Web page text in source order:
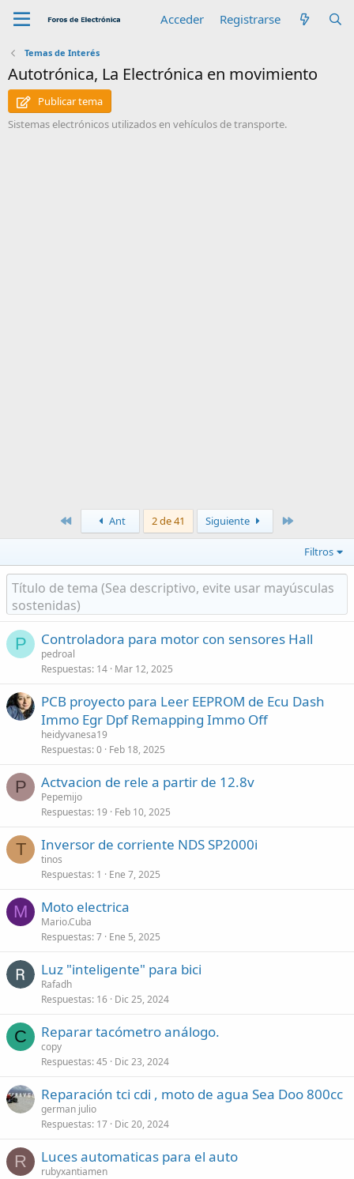
Acceder Registrarse
Temas de Interés
Autotrónica, La Electrónica en movimiento
Publicar tema
Sistemas electrónicos utilizados en vehículos de transporte.
PrimeroAnt 2 de 41 Siguiente
Filtros
P Controladora para motor con sensores Hall
pedroal
Respuestas 14 Mar 12, 2025
PCB proyecto para Leer EEPROM de Ecu Dash
Immo Egr Dpf Remapping Immo Off
heidyvanesa19
Respuestas 0 Feb 18, 2025
P Actvacion de rele a partir de 12.8v
Pepemijo
Respuestas 19 Feb 10, 2025
T Inversor de corriente NDS SP2000i
tinos
Respuestas 1 Ene 7, 2025
M Moto electrica
Mario.Cuba
Respuestas 7 Ene 5, 2025
Luz "inteligente" para bici
Rafadh
Respuestas 16 Dic 25, 2024
C Reparar tacómetro análogo.
copy
Respuestas 45 Dic 23, 2024
Reparación tci cdi , moto de agua Sea Doo 800cc
german julio
Respuestas 17 Dic 20, 2024
R Luces automaticas para el auto
rubyxantiamen